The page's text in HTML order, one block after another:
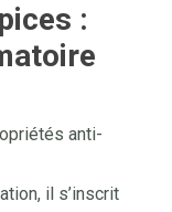
:
anti-
il s’inscrit